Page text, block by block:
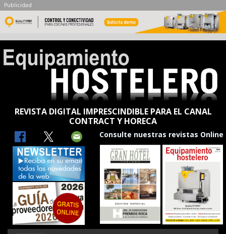
Publicidad
REVISTA DIGITAL IMPRESCINDIBLE PARA EL CANAL
CONTRACT Y HORECA
Consulte nuestras revistas Online